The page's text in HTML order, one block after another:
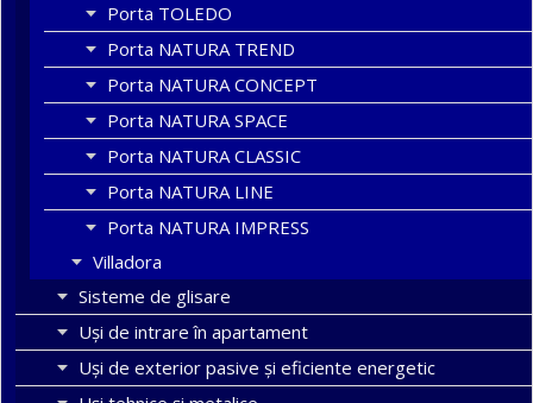
Porta TOLEDO
Porta NATURA TREND
Porta NATURA CONCEPT
Porta NATURA SPACE
Porta NATURA CLASSIC
Porta NATURA LINE
Porta NATURA IMPRESS
Villadora
Sisteme de glisare
Uși de intrare în apartament
Uşi de exterior pasive şi eficiente energetic